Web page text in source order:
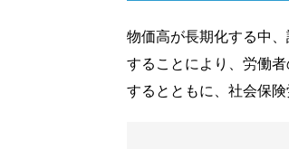
物価高が長期化する中
することにより、労働
するとともに、社会保